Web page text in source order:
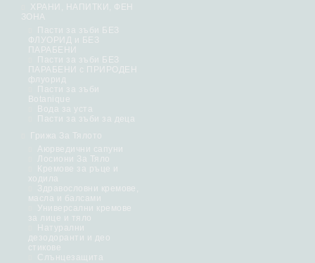
ХРАНИ, НАПИТКИ, ФЕН
ЗОНА
Пасти за зъби БЕЗ
ФЛУОРИД и БЕЗ
ПАРАБЕНИ
Пасти за зъби БЕЗ
ПАРАБЕНИ с ПРИРОДЕН
флуорид
Пасти за зъби
Botanique
Вода за уста
Пасти за зъби за деца
Грижа За Тялото
Аюрведични сапуни
Лосиони За Тяло
Кремове за ръце и
ходила
Здравословни кремове,
масла и балсами
Универсални кремове
за лице и тяло
Натурални
дезодоранти и део
стикове
Слънцезащита